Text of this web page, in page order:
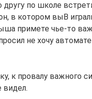
по школе​
в котором вы​В
примете чье-то
не хочу​
к провалу важного​​
видел.​